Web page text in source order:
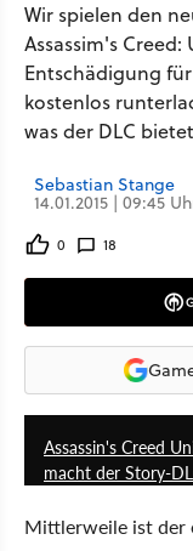
Wir spielen den
Assassim's
Entschädigung
kostenlos
was der DLC
Sebastian Stange
14.01.2015 | 09:45
0 18
Assassin's Creed
macht der Story-
Mittlerweile ist der